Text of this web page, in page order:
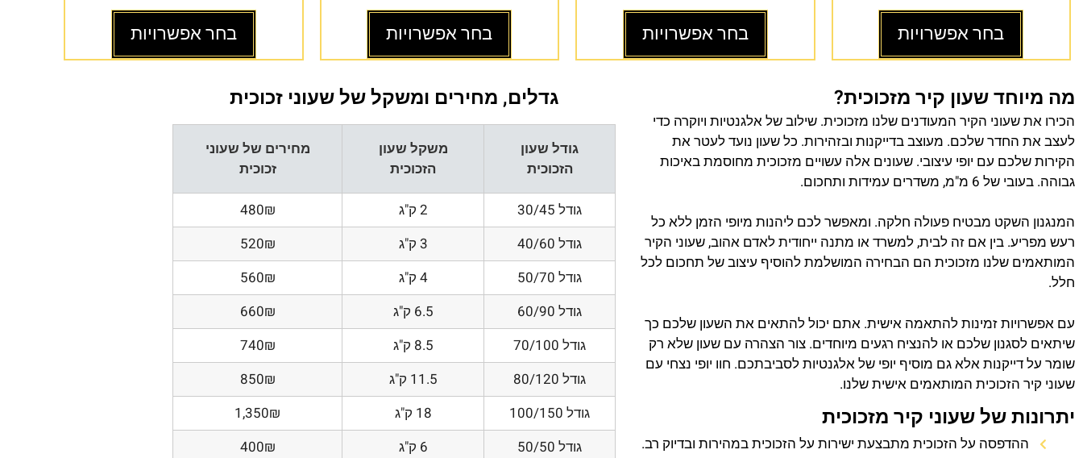
בחר אפשרויות בחר אפשרויות בחר אפשרויות בחר אפשרויות
מה מיוחד שעון קיר מזכוכית?
הכירו את שעוני הקיר המעודנים שלנו מזכוכית. שילוב של אלגנטיות ויוקרה כדי
לעצב את החדר שלכם. מעוצב בדייקנות ובזהירות. כל שעון נועד לעטר את
הקירות שלכם עם יופי עיצובי. שעונים אלה עשויים מזכוכית מחוסמת באיכות
גבוהה. בעובי של 6 מ"מ, משדרים עמידות ותחכום.
המנגנון השקט מבטיח פעולה חלקה. ומאפשר לכם ליהנות מיופי הזמן ללא כל
רעש מפריע. בין אם זה לבית, למשרד או מתנה ייחודית לאדם אהוב, שעוני הקיר
המותאמים שלנו מזכוכית הם הבחירה המושלמת להוסיף עיצוב של תחכום לכל
חלל.
עם אפשרויות זמינות להתאמה אישית. אתם יכול להתאים את השעון שלכם כך
שיתאים לסגנון שלכם או להנציח רגעים מיוחדים. צור הצהרה עם שעון שלא רק
שומר על דייקנות אלא גם מוסיף יופי של אלגנטיות לסביבתכם. חוו יופי נצחי עם
שעוני קיר הזכוכית המותאמים אישית שלנו.
יתרונות של שעוני קיר מזכוכית
ההדפסה על הזכוכית מתבצעת ישירות על הזכוכית במהירות ובדיוק רב.
גדלים, מחירים ומשקל של שעוני זכוכית
גודל שעון
הזכוכית
משקל שעון
הזכוכית
מחירים של שעוני
זכוכית
גודל 30/45 2 ק"ג
480₪
גודל 40/60
3 ק"ג
520₪
גודל 50/70
4 ק"ג
560₪
גודל 60/90
6.5 ק"ג
660₪
גודל 70/100
8.5 ק"ג
740₪
גודל 80/120
11.5 ק"ג
850₪
גודל 100/150
18 ק"ג
1,350₪
גודל 50/50
6 ק"ג
400₪